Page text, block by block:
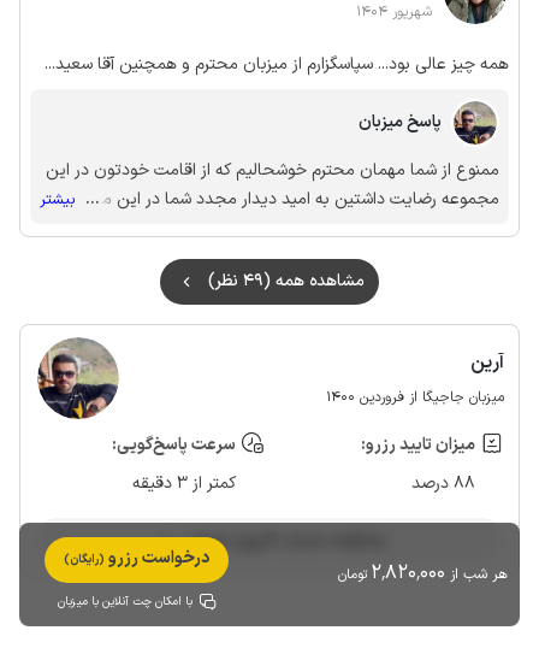
شهریور 1404
همه چیز عالی بود... سپاسگزارم از میزبان محترم و همچنین آقا سعید...
پاسخ میزبان
ممنوع از شما مهمان محترم خوشحالیم که از اقامت خودتون در این
مجموعه رضایت داشتین به امید دیدار مجدد شما در این مجموعه و
... بیشتر
مشاهده همه (49 نظر)
آرین
میزبان جاجیگا از فروردین 1400
میزان تایید رزرو:
88 درصد
سرعت پاسخ‌گویی:
کمتر از 3 دقیقه
مشاهده حساب کاربری میزبان
هر شب از 2٬820٬000 تومان
درخواست رزرو (رایگان)
با امکان چت آنلاین با میزبان